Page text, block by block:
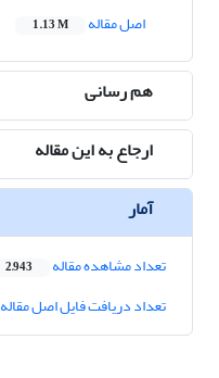
اصل مقاله
1.13 M
هم رسانی
ارجاع به این مقاله
آمار
تعداد مشاهده مقاله 2,943
تعداد دریافت فایل اصل مقاله